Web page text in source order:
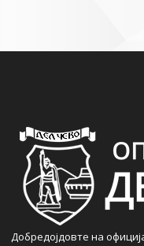
Добредојдовте на